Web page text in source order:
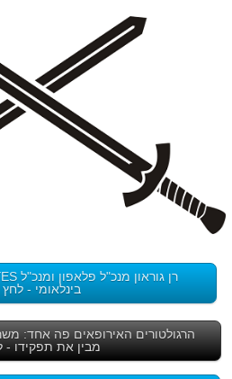
בינלאומי - לחץ
הרגולטורים האירופאים פה אחד:
מבין את תפקידו -